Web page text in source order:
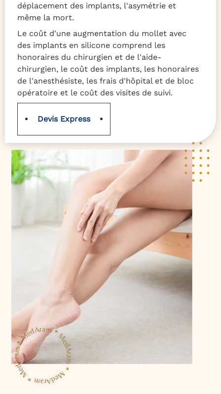
déplacement des implants, l'asymétrie et
même la mort.
Le coût d'une augmentation du mollet avec
des implants en silicone comprend les
honoraires du chirurgien et de l'aide-
chirurgien, le coût des implants, les honoraires
de l'anesthésiste, les frais d'hôpital et de bloc
opératoire et le coût des visites de suivi.
Devis Express